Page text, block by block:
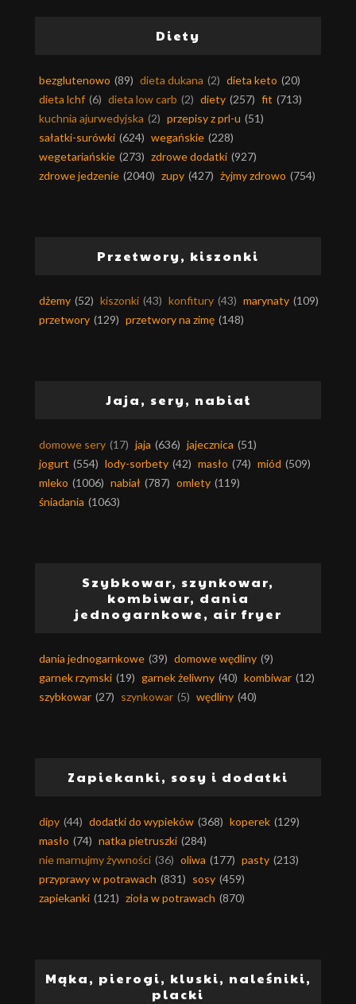
Diety
bezglutenowo (89) dieta dukana (2) dieta keto (20)
dieta lchf (6) dieta low carb (2) diety (257) fit (713)
kuchnia ajurwedyjska (2) przepisy z prl-u (51)
sałatki-surówki (624) wegańskie (228)
wegetariańskie (273) zdrowe dodatki (927)
zdrowe jedzenie (2040) zupy (427) żyjmy zdrowo (754)
Przetwory, kiszonki
dżemy (52) kiszonki (43) konfitury (43) marynaty (109)
przetwory (129) przetwory na zimę (148)
Jaja, sery, nabiał
domowe sery (17) jaja (636) jajecznica (51)
jogurt (554) lody-sorbety (42) masło (74) miód (509)
mleko (1006) nabiał (787) omlety (119)
śniadania (1063)
Szybkowar, szynkowar,
kombiwar, dania
jednogarnkowe, air fryer
dania jednogarnkowe (39) domowe wędliny (9)
garnek rzymski (19) garnek żeliwny (40) kombiwar (12)
szybkowar (27) szynkowar (5) wędliny (40)
Zapiekanki, sosy i dodatki
dipy (44) dodatki do wypieków (368) koperek (129)
masło (74) natka pietruszki (284)
nie marnujmy żywności (36) oliwa (177) pasty (213)
przyprawy w potrawach (831) sosy (459)
zapiekanki (121) zioła w potrawach (870)
Mąka, pierogi, kluski, naleśniki,
placki